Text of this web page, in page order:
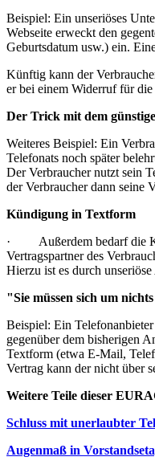
Beispiel: Ein unseriöses
Webseite erweckt den
Geburtsdatum usw.) ein.
Künftig kann der
er bei einem Widerruf für
Der Trick mit dem
Weiteres Beispiel: Ein
Telefonats noch später
Der Verbraucher nutzt sein
der Verbraucher dann seine
Kündigung in Textform
· Außerdem bedarf die
Vertragspartner des
Hierzu ist es durch
"Sie müssen sich um
Beispiel: Ein
gegenüber dem bisherigen
Textform (etwa E-Mail,
Vertrag kann der nicht über
Weitere Teile dieser
Schluss mit unerlaubter
Augenmaß in